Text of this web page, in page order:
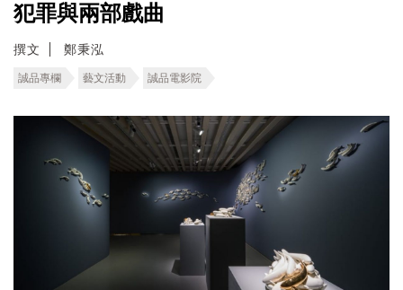
犯罪與兩部戲曲
撰文 鄭秉泓
誠品專欄 藝文活動 誠品電影院